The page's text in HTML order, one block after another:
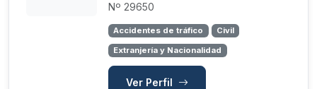
Nº 29650
Accidentes de tráfico
Civil
Extranjería y Nacionalidad
Ver Perfil